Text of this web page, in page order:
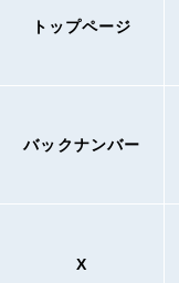
トップページ
バックナンバー
X